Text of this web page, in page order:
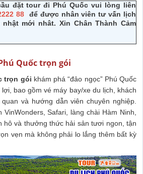
đặttour đi Phú Quốcvui lòng liên
88 để được nhân viên tư vấn lịch
mới nhât. Xin Chân Thành Cảm
Quốc trọn gói
trọn gói khám phá “đảo ngọc” Phú Quốc
bao gồm vé máy bay/xe du lịch, khách
và hướng dẫn viên chuyên nghiệp.
Safari, làng chài Hàm Ninh,
hô và thưởng thức hải sản tươi ngon, tận
vẹn mà không phải lo lắng thêm bất kỳ